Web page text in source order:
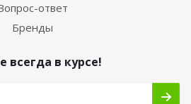
ответ
Бренды
всегда в курсе!